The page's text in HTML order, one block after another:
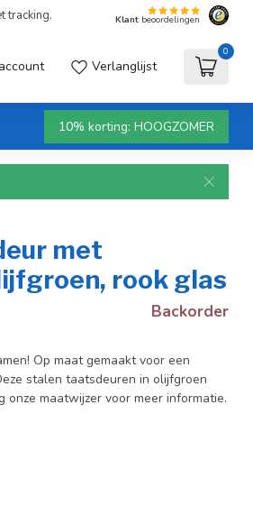
tracking. Klant beoordelingen
Verlanglijst
0
10% korting: HOOGZOMER
met
rook glas
Backorder
Op maat gemaakt voor een
stalen taatsdeuren in olijfgroen
onze maatwijzer voor meer informatie.